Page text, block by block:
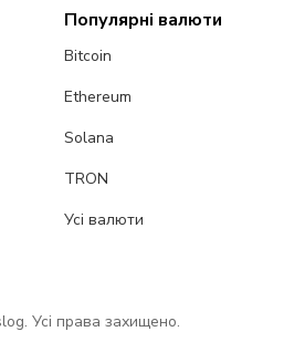
Популярні валюти
Bitcoin
Ethereum
Solana
TRON
Усі валюти
Усі права захищено.